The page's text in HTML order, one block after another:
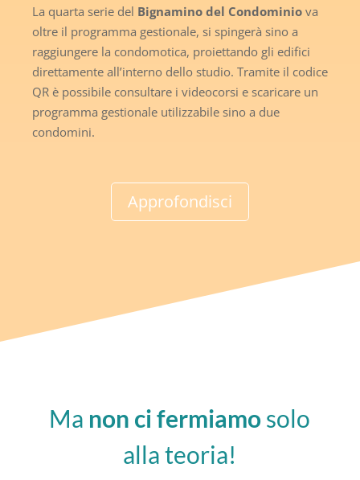
La quarta serie del Bignamino del Condominio va
oltre il programma gestionale, si spingerà sino a
raggiungere la condomotica, proiettando gli edifici
direttamente all’interno dello studio. Tramite il codice
QR è possibile consultare i videocorsi e scaricare un
programma gestionale utilizzabile sino a due
condomini.
Approfondisci
Ma non ci fermiamosolo
alla teoria!